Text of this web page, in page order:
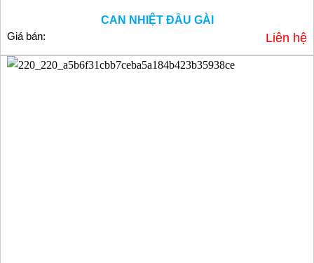
CAN NHIỆT ĐẦU GÀI
Giá bán:
Liên hệ